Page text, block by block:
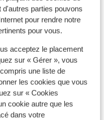
d'autres parties pouvons
pour rendre notre
pour vous.
acceptez le placement
sur « Gérer », vous
une liste de
les cookies que vous
sur « Cookies
cookie autre que les
dans votre
Park
aux adultes